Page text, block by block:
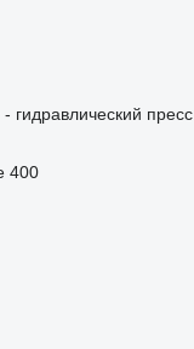
пресс
400